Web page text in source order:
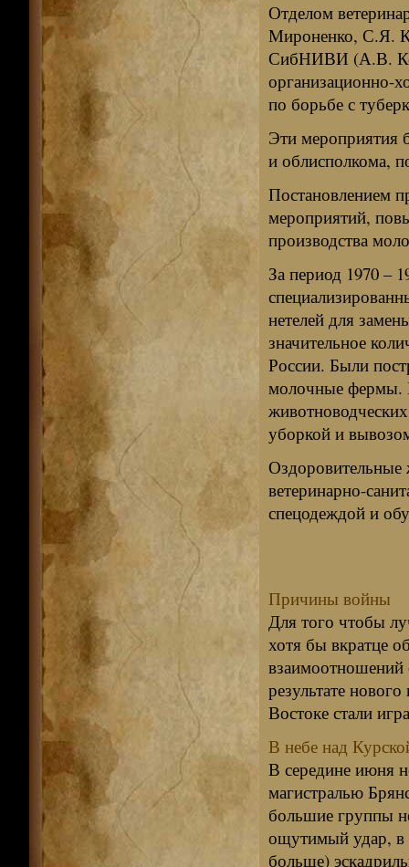
Отделом
Мироненко, С.Я.
СибНИВИ (А.В.
организационно-
по борьбе с
Эти мероприятия
и облисполкома,
Постановлением
мероприятий,
производства
За период 1970 –
нетелей для
значительное
России. Были
молочные фермы.
уборкой и
Оздоровительные
ветеринарно-
спецодеждой и
Причины войны
Для того чтобы
хотя бы вкратце
результате
Востоке стали
В небе над
В середине июня
магистралью
большие группы
ощутимый удар, в
больше)